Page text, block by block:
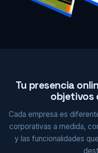
Tu presencia
objetivos
Cada empresa es
corporativas a medida,
y las funcionalidades